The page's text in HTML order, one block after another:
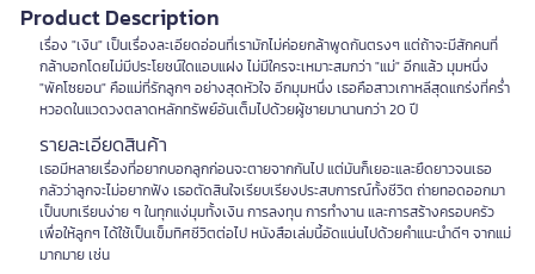
Product Description
เรื่อง "เงิน" เป็นเรื่องละเอียดอ่อนที่เรามักไม่ค่อยกล้าพูดกันตรงๆ แต่ถ้าจะมีสักคนที่
กล้าบอกโดยไม่มีประโยชน์ใดแอบแฝง ไม่มีใครจะเหมาะสมกว่า "แม่" อีกแล้ว มุมหนึ่ง
"พัคโซยอน" คือแม่ที่รักลูกๆ อย่างสุดหัวใจ อีกมุมหนึ่ง เธอคือสาวเกาหลีสุดแกร่งที่คร่ำ
หวอดในแวดวงตลาดหลักทรัพย์อันเต็มไปด้วยผู้ชายมานานกว่า 20 ปี
รายละเอียดสินค้า
เธอมีหลายเรื่องที่อยากบอกลูกก่อนจะตายจากกันไป แต่มันก็เยอะและยืดยาวจนเธอ
กลัวว่าลูกจะไม่อยากฟัง เธอตัดสินใจเรียบเรียงประสบการณ์ทั้งชีวิต ถ่ายทอดออกมา
เป็นบทเรียนง่าย ๆ ในทุกแง่มุมทั้งเงิน การลงทุน การทำงาน และการสร้างครอบครัว
เพื่อให้ลูกๆ ได้ใช้เป็นเข็มทิศชีวิตต่อไป หนังสือเล่มนี้อัดแน่นไปด้วยคำแนะนำดีๆ จากแม่
มากมาย เช่น